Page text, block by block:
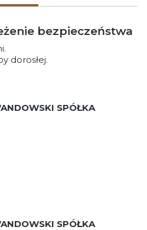
bezpieczeństwa
dorosłej.
SPÓŁKA
SPÓŁKA